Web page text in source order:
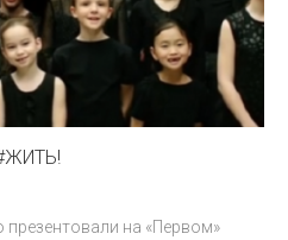
нa «Пepвoм»